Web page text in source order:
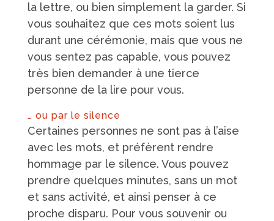
la lettre, ou bien simplement la garder. Si
vous souhaitez que ces mots soient lus
durant une cérémonie, mais que vous ne
vous sentez pas capable, vous pouvez
très bien demander à une tierce
personne de la lire pour vous.
… ou par le silence
Certaines personnes ne sont pas à l’aise
avec les mots, et préfèrent rendre
hommage par le silence. Vous pouvez
prendre quelques minutes, sans un mot
et sans activité, et ainsi penser à ce
proche disparu. Pour vous souvenir ou